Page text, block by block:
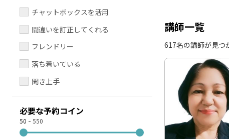
チャットボックスを活用
間違いを訂正してくれる
フレンドリー
落ち着いている
聞き上手
必要な予約コイン
50 - 550
講師一覧
617名の講師が見つ